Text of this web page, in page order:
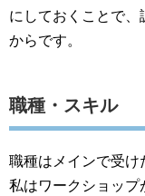
にしておくことで、
からです。
職種・スキル
職種はメインで受け
私はワークショップ